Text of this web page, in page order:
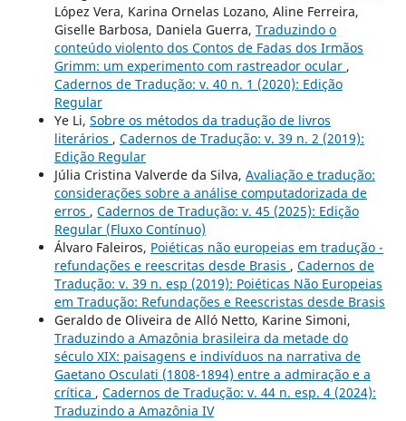
López Vera, Karina Ornelas Lozano, Aline Ferreira,
Giselle Barbosa, Daniela Guerra, Traduzindo o
conteúdo violento dos Contos de Fadas dos Irmãos
Grimm: um experimento com rastreador ocular ,
Cadernos de Tradução: v. 40 n. 1 (2020): Edição
Regular
Ye Li, Sobre os métodos da tradução de livros
literários , Cadernos de Tradução: v. 39 n. 2 (2019):
Edição Regular
Júlia Cristina Valverde da Silva, Avaliação e tradução:
considerações sobre a análise computadorizada de
erros , Cadernos de Tradução: v. 45 (2025): Edição
Regular (Fluxo Contínuo)
Álvaro Faleiros, Poiéticas não europeias em tradução -
refundações e reescritas desde Brasis , Cadernos de
Tradução: v. 39 n. esp (2019): Poiéticas Não Europeias
em Tradução: Refundações e Reescristas desde Brasis
Geraldo de Oliveira de Alló Netto, Karine Simoni,
Traduzindo a Amazônia brasileira da metade do
século XIX: paisagens e indivíduos na narrativa de
Gaetano Osculati (1808-1894) entre a admiração e a
crítica , Cadernos de Tradução: v. 44 n. esp. 4 (2024):
Traduzindo a Amazônia IV